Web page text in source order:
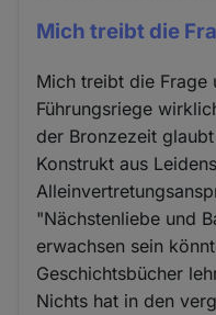
Mich treibt die
Mich treibt die Frage
Führungsriege
der Bronzezeit
Konstrukt aus
"Nächstenliebe und
erwachsen sein
Geschichtsbücher
Nichts hat in den